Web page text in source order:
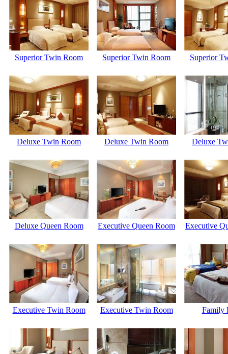
Superior Twin Room Superior Twin Room Superior
Deluxe Twin Room Deluxe Twin Room Deluxe
Deluxe Queen Room Executive Queen Room Executive
Executive Twin Room Executive Twin Room Family